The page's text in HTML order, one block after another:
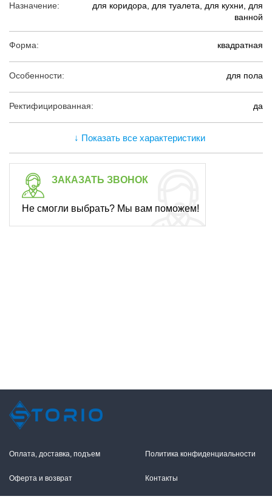
Назначение:
для коридора, для туалета, для кухни, для
ванной
Форма: квадратная
Особенности: для пола
Ректифицированная: да
↓ Показать все характеристики
ЗАКАЗАТЬ ЗВОНОК
Не смогли выбрать? Мы вам поможем!
Оплата, доставка, подъем
Оферта и возврат
Политика конфиденциальности
Контакты